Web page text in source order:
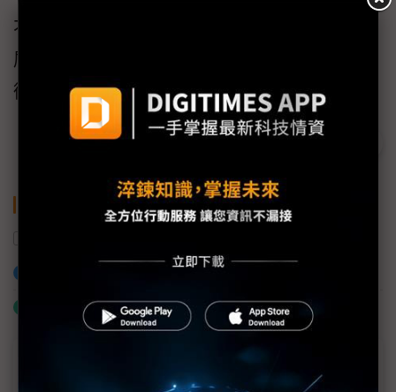
不同的作用，並周而復始地不斷分別在AI決策
層及大數據應用層及感知層形成更精準完美的
循環。
加入已選取到「關鍵字追蹤」
什麼是「關鍵字追蹤」
議題精選－2019智慧工廠(台中秋季場)論壇